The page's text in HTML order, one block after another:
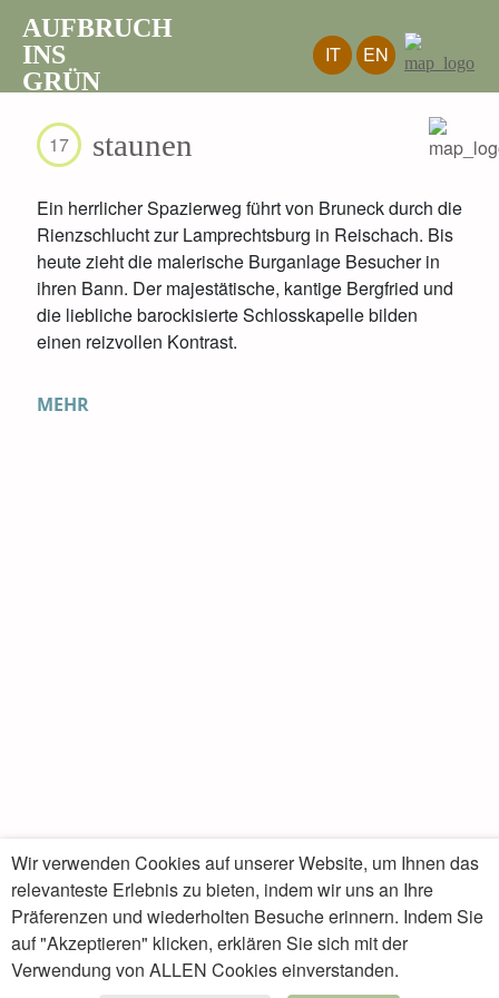
AUFBRUCH
INS
GRÜN
IT EN
17 staunen
Ein herrlicher Spazierweg führt von Bruneck durch die
Rienzschlucht zur Lamprechtsburg in Reischach. Bis
heute zieht die malerische Burganlage Besucher in
ihren Bann. Der majestätische, kantige Bergfried und
die liebliche barockisierte Schlosskapelle bilden
einen reizvollen Kontrast.
MEHR
Die Lamprechtsburg. Autochrome-Farbfotografie von
Hermann Mahl, um 1910. Archiv Mahl – dipdruck.
Wir verwenden Cookies auf unserer Website, um Ihnen das
relevanteste Erlebnis zu bieten, indem wir uns an Ihre
Präferenzen und wiederholten Besuche erinnern. Indem Sie
auf "Akzeptieren" klicken, erklären Sie sich mit der
Verwendung von ALLEN Cookies einverstanden.